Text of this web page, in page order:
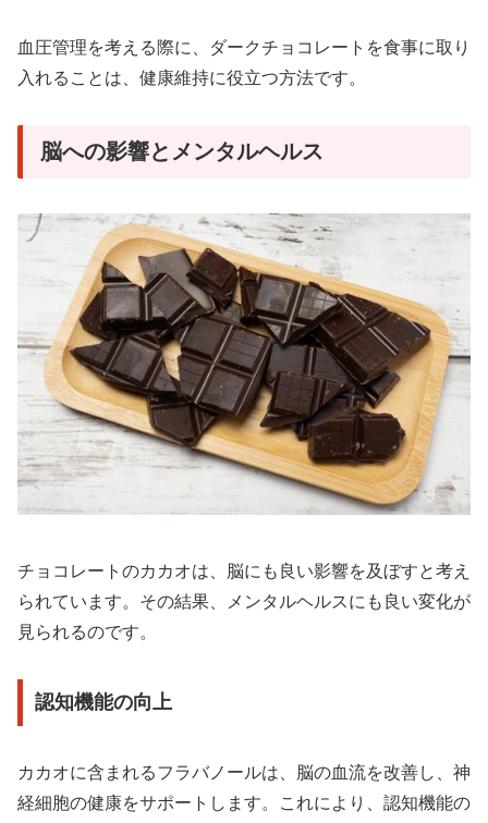
血圧管理を考える際に、ダークチョコレートを食事に取り
入れることは、健康維持に役立つ方法です。
脳への影響とメンタルヘルス
チョコレートのカカオは、脳にも良い影響を及ぼすと考え
られています。その結果、メンタルヘルスにも良い変化が
見られるのです。
認知機能の向上
カカオに含まれるフラバノールは、脳の血流を改善し、神
経細胞の健康をサポートします。これにより、認知機能の